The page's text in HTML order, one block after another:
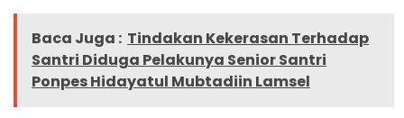
Baca Juga : Tindakan Kekerasan Terhadap
Santri Diduga Pelakunya Senior Santri
Ponpes Hidayatul Mubtadiin Lamsel